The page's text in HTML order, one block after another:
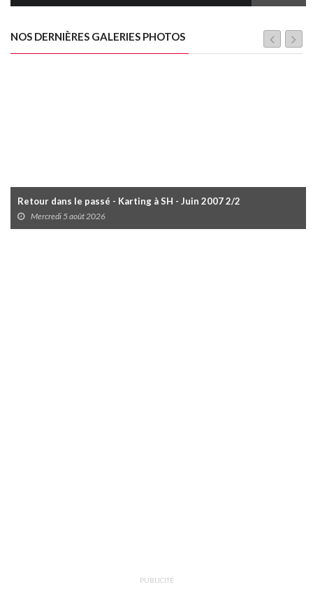
NOS DERNIÈRES GALERIES PHOTOS
Retour dans le passé - Karting à SH - Juin 2007 2/2
Mercredi 5 août 2026
PUBLICITÉ